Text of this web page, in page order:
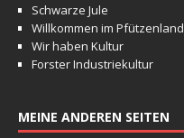
Schwarze Jule
Willkommen im Pfützenland
Wir haben Kultur
Forster Industriekultur
MEINE ANDEREN SEITEN